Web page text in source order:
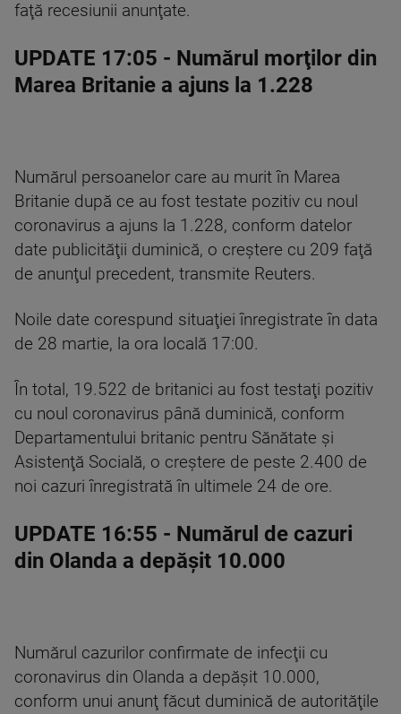
faţă recesiunii anunţate.
UPDATE 17:05 - Numărul morţilor din
Marea Britanie a ajuns la 1.228
Numărul persoanelor care au murit în Marea
Britanie după ce au fost testate pozitiv cu noul
coronavirus a ajuns la 1.228, conform datelor
date publicităţii duminică, o creştere cu 209 faţă
de anunţul precedent, transmite Reuters.
Noile date corespund situaţiei înregistrate în data
de 28 martie, la ora locală 17:00.
În total, 19.522 de britanici au fost testaţi pozitiv
cu noul coronavirus până duminică, conform
Departamentului britanic pentru Sănătate şi
Asistenţă Socială, o creştere de peste 2.400 de
noi cazuri înregistrată în ultimele 24 de ore.
UPDATE 16:55 - Numărul de cazuri
din Olanda a depăşit 10.000
Numărul cazurilor confirmate de infecţii cu
coronavirus din Olanda a depăşit 10.000,
conform unui anunţ făcut duminică de autorităţile